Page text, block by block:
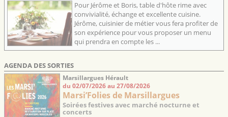
Pour Jérôme et Boris, table d'hôte rime avec
convivialité, échange et excellente cuisine.
Jérôme, cuisinier de métier vous fera profiter de
son expérience pour vous proposer un menu
qui prendra en compte les ...
AGENDA DES SORTIES
Marsillargues Hérault
du 02/07/2026 au 27/08/2026
Marsi’Folies de Marsillargues
Soirées festives avec marché nocturne et
concerts